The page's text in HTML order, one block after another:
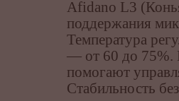
Afidano L3
поддержания
Температура
— от 60 до 75%.
помогают
Стабильность